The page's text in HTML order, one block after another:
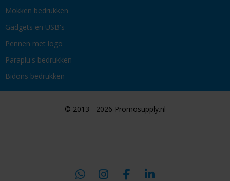
Mokken bedrukken
Gadgets en USB's
Pennen met logo
Paraplu's bedrukken
Bidons bedrukken
© 2013 - 2026 Promosupply.nl